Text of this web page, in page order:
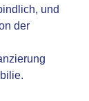
und
der